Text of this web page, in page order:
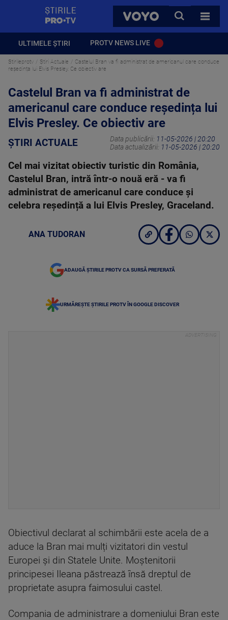
VOYO
CAUTA
TOATE
ULTIMELE ȘTIRI PROTV NEWS LIVE
Stirileprotv Știri Actuale
Castelul Bran va fi administrat de americanul care conduce
reședința lui Elvis Presley. Ce obiectiv are
Castelul Bran va fi administrat de
americanul care conduce reședința lui
Elvis Presley. Ce obiectiv are
ȘTIRI ACTUALE Data publicării: 11-05-2026 | 20:20
Data actualizării: 11-05-2026 | 20:20
Cel mai vizitat obiectiv turistic din România,
Castelul Bran, intră într-o nouă eră - va fi
administrat de americanul care conduce și
celebra reședință a lui Elvis Presley, Graceland.
ANA TUDORAN
ADAUGĂ ȘTIRILE PROTV CA SURSĂ PREFERATĂ
URMĂREȘTE ȘTIRILE PROTV ÎN GOOGLE DISCOVER
Obiectivul declarat al schimbării este acela de a
aduce la Bran mai mulți vizitatori din vestul
Europei și din Statele Unite. Moștenitorii
principesei Ileana păstrează însă dreptul de
proprietate asupra faimosului castel.
Compania de administrare a domeniului Bran este